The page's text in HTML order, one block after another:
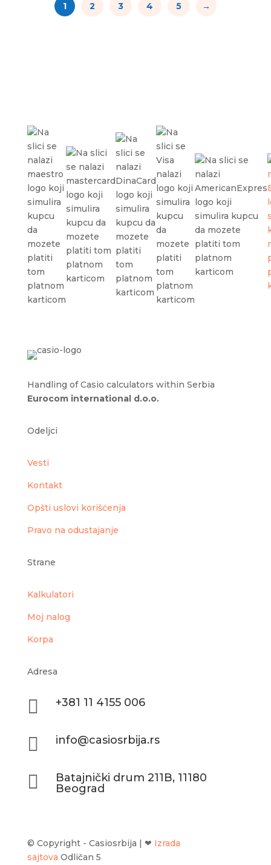
1 2 3 4 5 →
Handling of Casio calculators within Serbia
Eurocom international d.o.o.
Odeljci
Vesti
Kontakt
Opšti uslovi korišćenja
Pravo na odustajanje
Strane
Kalkulatori
Moj nalog
Korpa
Adresa
 +381 11 4155 006
 info@casiosrbija.rs

Batajnički drum 211B, 11180
Beograd
© Copyright - Casiosrbija | ❤ Izrada
sajtova Odličan 5